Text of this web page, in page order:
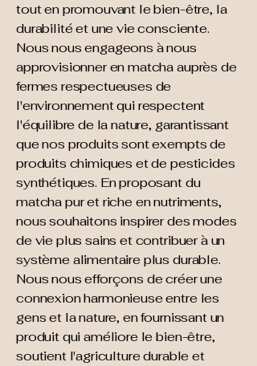
tout en promouvant le bien-être, la
durabilité et une vie consciente.
Nous nous engageons à nous
approvisionner en matcha auprès de
fermes respectueuses de
l'environnement qui respectent
l'équilibre de la nature, garantissant
que nos produits sont exempts de
produits chimiques et de pesticides
synthétiques. En proposant du
matcha pur et riche en nutriments,
nous souhaitons inspirer des modes
de vie plus sains et contribuer à un
système alimentaire plus durable.
Nous nous efforçons de créer une
connexion harmonieuse entre les
gens et la nature, en fournissant un
produit qui améliore le bien-être,
soutient l'agriculture durable et